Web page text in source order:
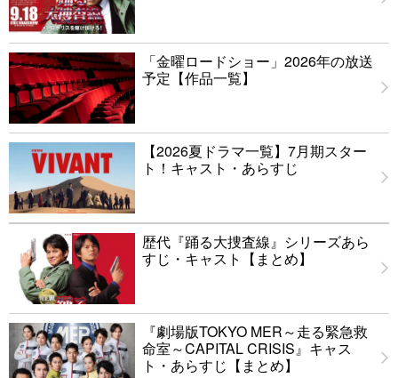
「金曜ロードショー」2026年の放送
予定【作品一覧】
【2026夏ドラマ一覧】7月期スター
ト！キャスト・あらすじ
歴代『踊る大捜査線』シリーズあら
すじ・キャスト【まとめ】
『劇場版TOKYO MER～走る緊急救
命室～CAPITAL CRISIS』キャス
ト・あらすじ【まとめ】